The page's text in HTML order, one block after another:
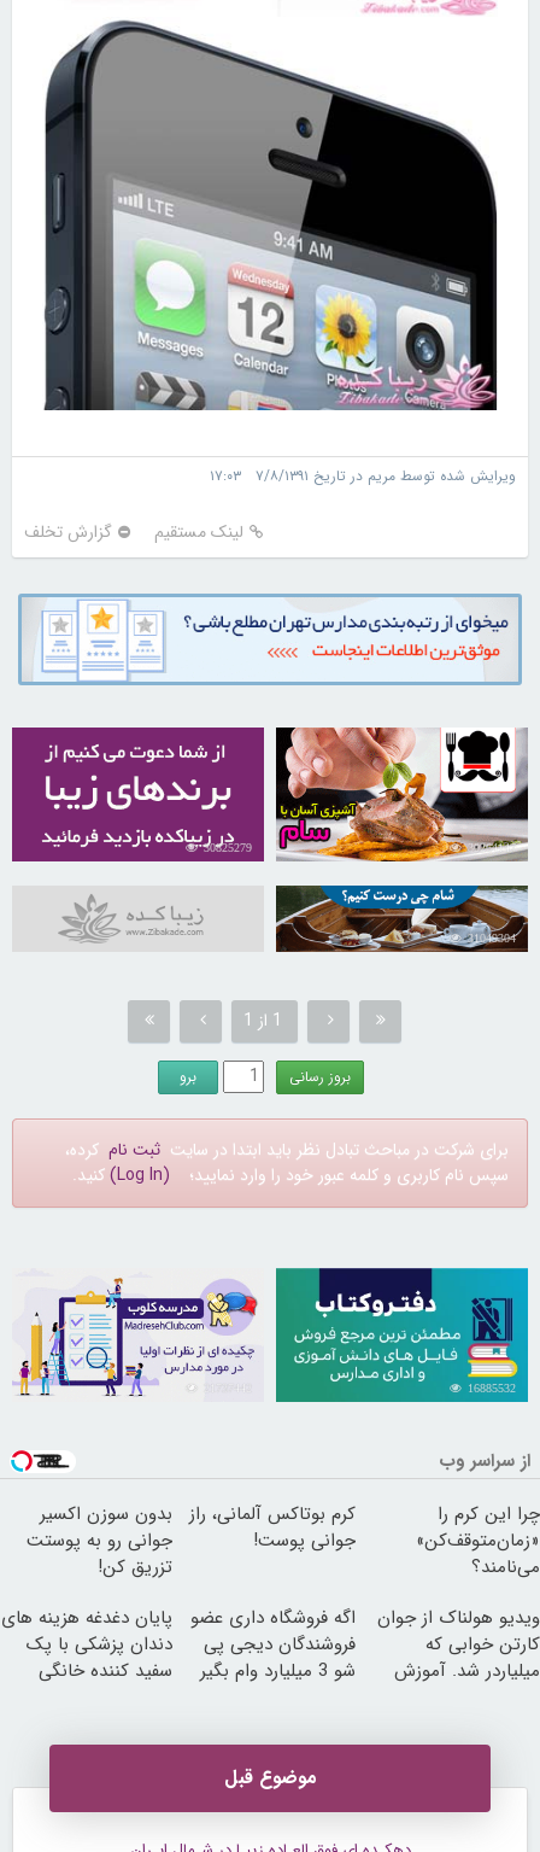
ویرایش شده توسط مریم در تاریخ ۷/۸/۱۳۹۱ ۱۷:۰۳
لینک مستقیم گزارش تخلف
30264147
30825279
31049304
1 از 1
برای شرکت در مباحث تبادل نظر باید ابتدا در سایت ثبت نام کرده،
سپس نام کاربری و کلمه عبور خود را وارد نمایید؛ (Log In) کنید.
16885532
از سراسر وب
چرا این کرم را
«زمان‌متوقف‌کن»
می‌نامند؟
کرم بوتاکس آلمانی، راز
جوانی پوست!
بدون سوزن اکسیر
جوانی رو به پوستت
تزریق کن!
ویدیو هولناک از جوان
کارتن خوابی که
میلیاردر شد. آموزش
اگه فروشگاه داری عضو
فروشندگان دیجی پی
شو 3 میلیارد وام بگیر
پایان دغدغه هزینه های
دندان پزشکی با پک
سفید کننده خانگی
موضوع قبل